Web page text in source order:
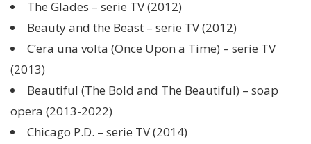
The Glades – serie TV (2012)
Beauty and the Beast – serie TV (2012)
C’era una volta (Once Upon a Time) – serie TV
(2013)
Beautiful (The Bold and The Beautiful) – soap
opera (2013-2022)
Chicago P.D. – serie TV (2014)